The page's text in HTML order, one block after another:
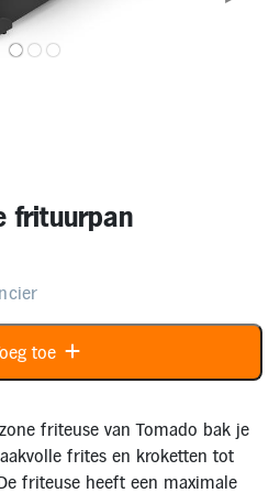
frituurpan
toe
friteuse van Tomado bak je
frites en kroketten tot
friteuse heeft een maximale